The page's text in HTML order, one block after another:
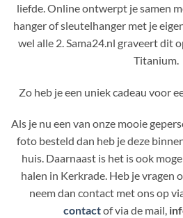
liefde. Online ontwerpt je samen
hanger of sleutelhanger met je
wel alle 2. Sama24.nl graveert dit
Titanium.
Zo heb je een uniek cadeau voor
Als je nu een van onze mooie
foto besteld dan heb je deze
huis. Daarnaast is het is ook
halen in Kerkrade. Heb je vragen
neem dan contact met ons op
contactof via de mail,